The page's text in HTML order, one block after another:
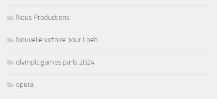
Nous Productions
Nouvelle victoire pour Loeb
olympic games paris 2024
opera